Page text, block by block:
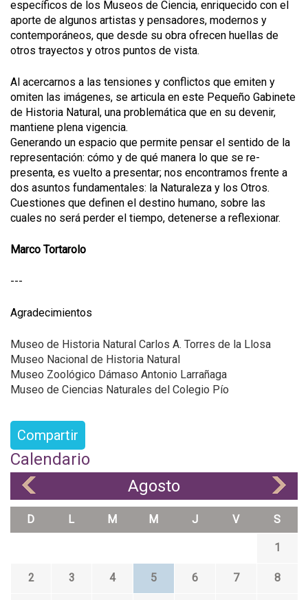
específicos de los Museos de Ciencia, enriquecido con el
aporte de algunos artistas y pensadores, modernos y
contemporáneos, que desde su obra ofrecen huellas de
otros trayectos y otros puntos de vista.
Al acercarnos a las tensiones y conflictos que emiten y
omiten las imágenes, se articula en este Pequeño Gabinete
de Historia Natural, una problemática que en su devenir,
mantiene plena vigencia.
Generando un espacio que permite pensar el sentido de la
representación: cómo y de qué manera lo que se re-
presenta, es vuelto a presentar; nos encontramos frente a
dos asuntos fundamentales: la Naturaleza y los Otros.
Cuestiones que definen el destino humano, sobre las
cuales no será perder el tiempo, detenerse a reflexionar.
Marco Tortarolo
---
Agradecimientos
Museo de Historia Natural Carlos A. Torres de la Llosa
Museo Nacional de Historia Natural
Museo Zoológico Dámaso Antonio Larrañaga
Museo de Ciencias Naturales del Colegio Pío
Compartir
Calendario
Agosto
D L M M J V S
1
2 3 4 5 6 7 8